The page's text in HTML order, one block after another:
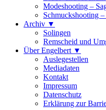
Modeshooting –
Schmuckshooting
Archiv ▼
Solingen
Remscheid und
Über Engelbert ▼
Auslegestellen
Mediadaten
Kontakt
Impressum
Datenschutz
Erklärung zur